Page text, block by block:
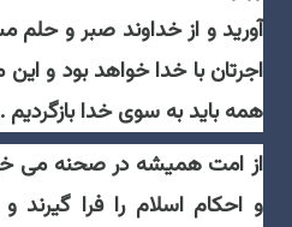
آوريد و از خداوند صبر و حلم
اجرتان با خدا خواهد بود و
همه بايد به سوى خدا بازگرديم .
از امت هميشه در صحنه مى
و احكام اسلام را فرا گيرند